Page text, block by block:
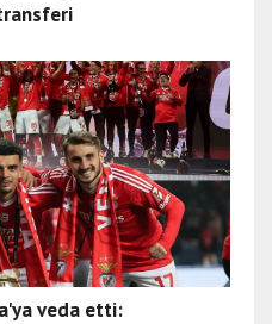
transferi
veda etti: